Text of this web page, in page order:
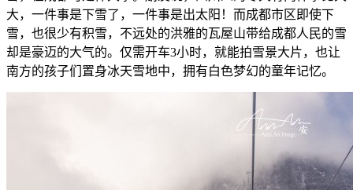
大，一件事是下雪了，一件事是出太阳！而成都市区即使下
雪，也很少有积雪，不远处的洪雅的瓦屋山带给成都人民的雪
却是豪迈的大气的。仅需开车3小时，就能拍雪景大片，也让
南方的孩子们置身冰天雪地中，拥有白色梦幻的童年记忆。